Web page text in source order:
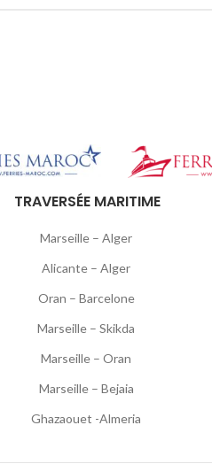
TRAVERSÉE MARITIME
Marseille – Alger
Alicante – Alger
Oran – Barcelone
Marseille – Skikda
Marseille – Oran
Marseille – Bejaia
Ghazaouet -Almeria